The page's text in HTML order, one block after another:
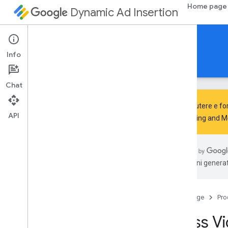
Dynamic Ad Insertion Home page
SDK IMA DAI per HTML5
Guide
Per discutere e
Advertising and
traduzioni
Home page
Class
Info
Chat
API